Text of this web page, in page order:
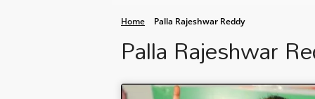
Home Palla Rajeshwar Reddy
Palla Rajeshwar